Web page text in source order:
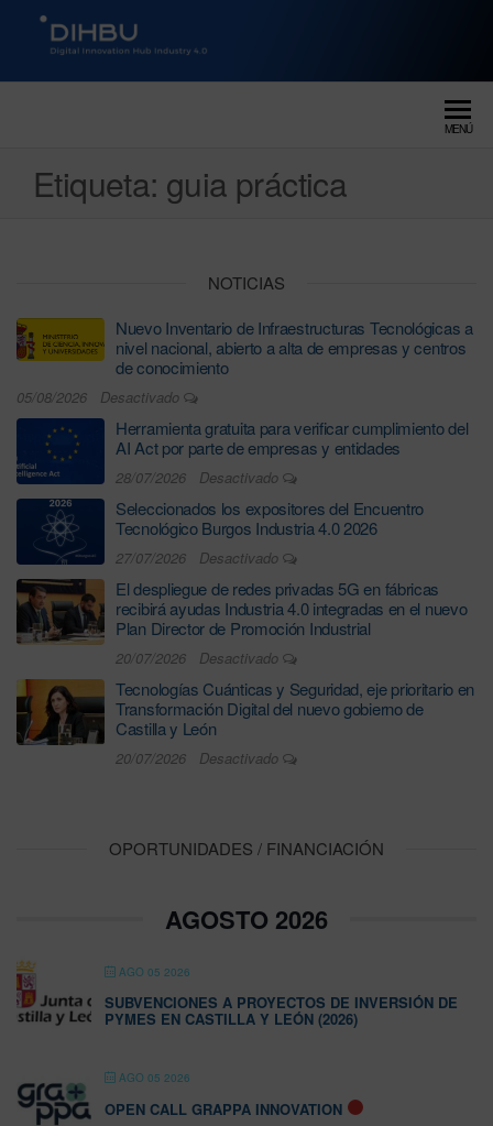
DIGITAL INNOVATION HUB
MENÚ
Etiqueta: guia práctica
NOTICIAS
Nuevo Inventario de Infraestructuras Tecnológicas a
nivel nacional, abierto a alta de empresas y centros
de conocimiento
05/08/2026 Desactivado
Herramienta gratuita para verificar cumplimiento del
AI Act por parte de empresas y entidades
28/07/2026 Desactivado
Seleccionados los expositores del Encuentro
Tecnológico Burgos Industria 4.0 2026
27/07/2026 Desactivado
El despliegue de redes privadas 5G en fábricas
recibirá ayudas Industria 4.0 integradas en el nuevo
Plan Director de Promoción Industrial
20/07/2026 Desactivado
Tecnologías Cuánticas y Seguridad, eje prioritario en
Transformación Digital del nuevo gobierno de
Castilla y León
20/07/2026 Desactivado
OPORTUNIDADES / FINANCIACIÓN
AGOSTO 2026
AGO 05 2026
SUBVENCIONES A PROYECTOS DE INVERSIÓN DE
PYMES EN CASTILLA Y LEÓN (2026)
AGO 05 2026
OPEN CALL GRAPPA INNOVATION